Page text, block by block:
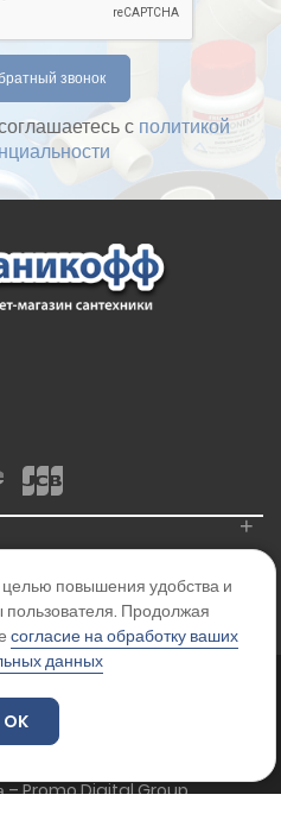
с политикой
+
защищены.
и не являются офертой.
– Promo Digital Group
целью повышения удобства и
Продолжая
согласие на обработку ваших
данных
OK